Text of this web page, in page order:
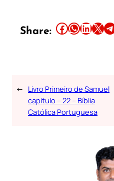
Share: Share this article on Facebook Share this article on WhatsApp Share this article on LinkedIn Share this article on X Share this article on Telegram
← Livro Primeiro de Samuel
capitulo – 22 – Bíblia
Católica Portuguesa